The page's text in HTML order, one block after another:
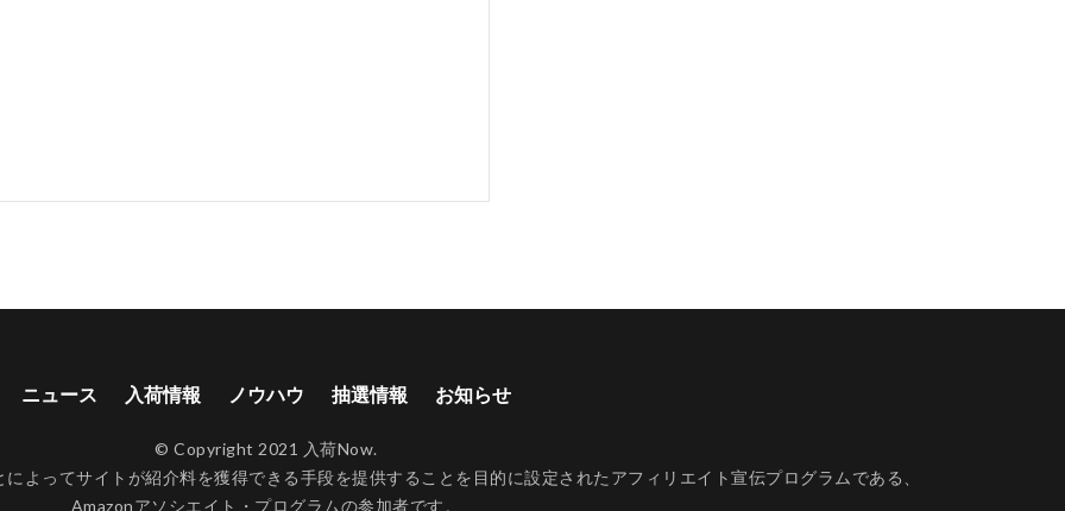
ニュース 入荷情報 ノウハウ 抽選情報 お知らせ
© Copyright 2021 入荷Now.
よってサイトが紹介料を獲得できる手段を提供することを目的に設定されたアフィリエイト宣伝プログラムである、
Amazonアソシエイト・プログラムの参加者です。